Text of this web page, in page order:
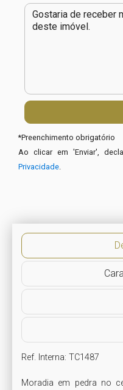
*Preenchimento obrigatório
Ao clicar em 'Enviar',
Privacidade.
Ref. Interna: TC1487
Moradia em pedra no